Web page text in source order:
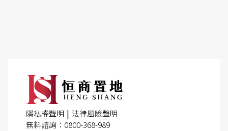
隱私權聲明 | 法律風險聲明
無料諮詢：0800-368-989